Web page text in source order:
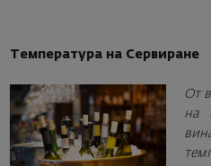
Температура на Сервиране
От
на